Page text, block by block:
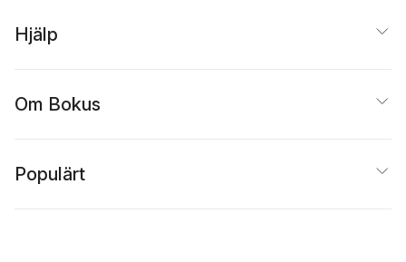
Hjälp
Om Bokus
Populärt